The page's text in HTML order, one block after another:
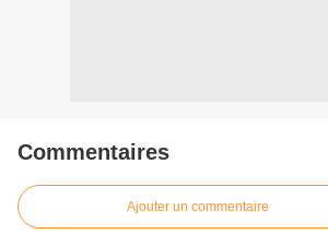
Commentaires
Ajouter un commentaire